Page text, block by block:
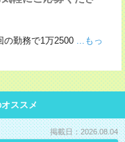
の勤務で1万2500 ...もっ
ススメ
掲載日：2026.08.04